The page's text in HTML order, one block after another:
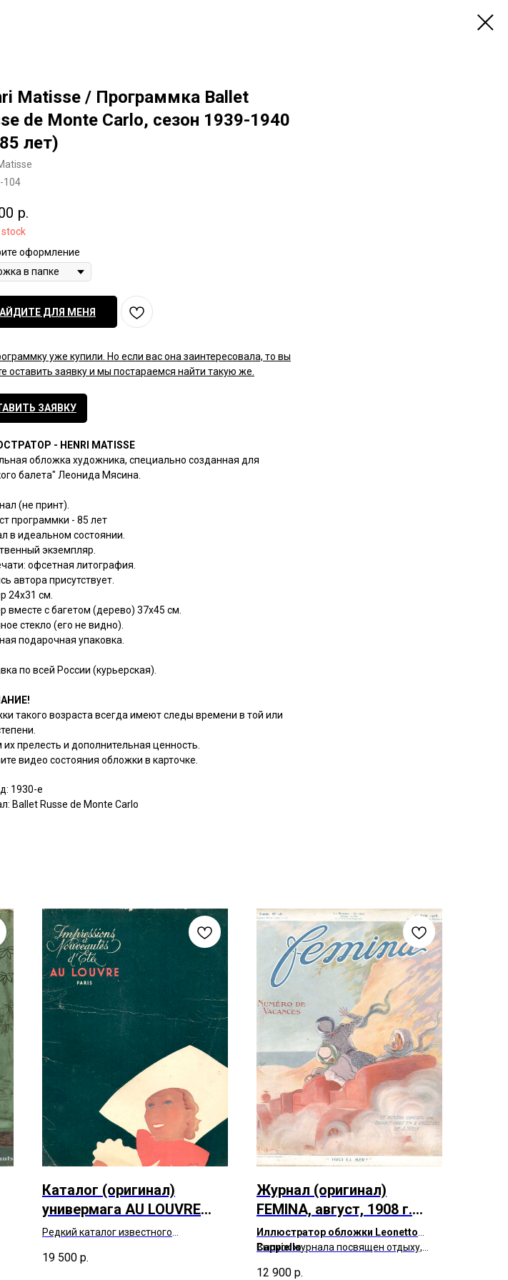
Matisse / Программка Ballet
de Monte Carlo, сезон 1939-1940
лет)
104
р.
оформление
ДЛЯ МЕНЯ
уже купили. Но если вас она заинтересовала, то вы
оставить заявку и мы постараемся найти такую же.
ЗАЯВКУ
- HENRI MATISSE
обложка художника, специально созданная для
балета" Леонида Мясина.
(не принт).
программки - 85 лет
в идеальном состоянии.
экземпляр.
офсетная литография.
автора присутствует.
24х31 см.
вместе с багетом (дерево) 37х45 см.
стекло (его не видно).
подарочная упаковка.
по всей России (курьерская).
такого возраста всегда имеют следы времени в той или
их прелесть и дополнительная ценность.
видео состояния обложки в карточке.
1930-е
Ballet Russe de Monte Carlo
Каталог (оригинал)
универмага AU LOUVRE
Paris, май, 1930-е годы
Редкий каталог известного
коллекции
19 500 р.
Журнал (оригинал)
FEMINA, август, 1908 г.
(116 лет)
Иллюстратор обложки Leonetto
Cappiello
Выпуск журнала посвящен отдыху,
очень важное время сезона.
12 900 р.